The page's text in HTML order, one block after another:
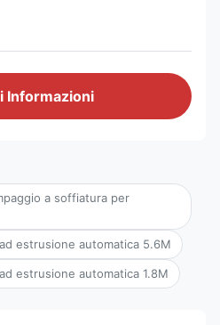
Informazioni
a soffiatura per
estrusione automatica 5.6M
estrusione automatica 1.8M